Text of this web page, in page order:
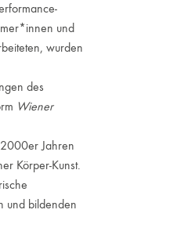
und
wurden
des
Wiener
Jahren
Körper-Kunst.
und bildenden